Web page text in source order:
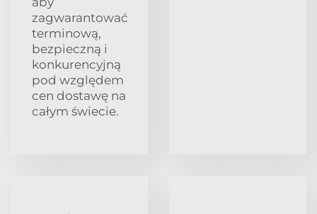
zagwarantować
terminową,
bezpieczną i
konkurencyjną
pod względem
cen dostawę na
całym świecie.